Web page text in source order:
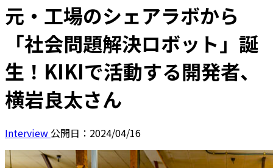
元・工場のシェアラボから
「社会問題解決ロボット」誕
生！KIKIで活動する開発者、
横岩良太さん
Interview 公開日：2024/04/16